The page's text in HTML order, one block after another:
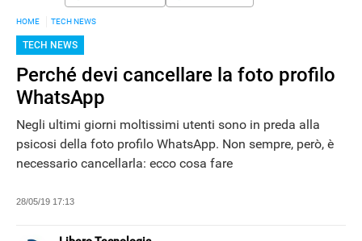
HOME TECH NEWS
TECH NEWS
Perché devi cancellare la foto profilo
WhatsApp
Negli ultimi giorni moltissimi utenti sono in preda alla
psicosi della foto profilo WhatsApp. Non sempre, però, è
necessario cancellarla: ecco cosa fare
28/05/19 17:13